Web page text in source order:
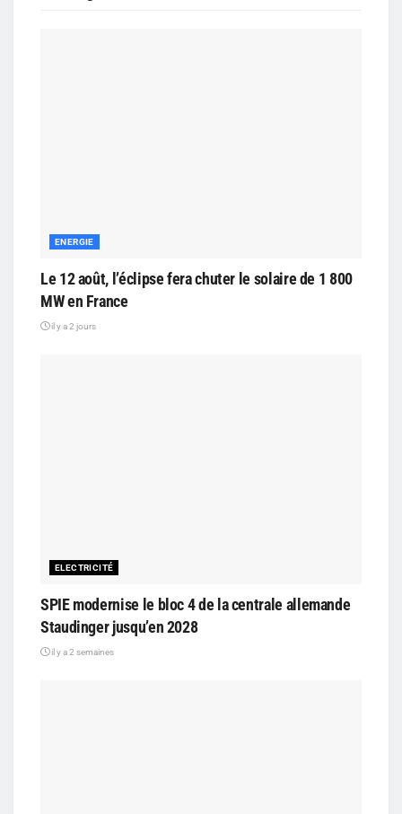
ENERGIE
Le 12 août, l’éclipse fera chuter le solaire de 1 800
MW en France
il y a 2 jours
ELECTRICITÉ
SPIE modernise le bloc 4 de la centrale allemande
Staudinger jusqu’en 2028
il y a 2 semaines